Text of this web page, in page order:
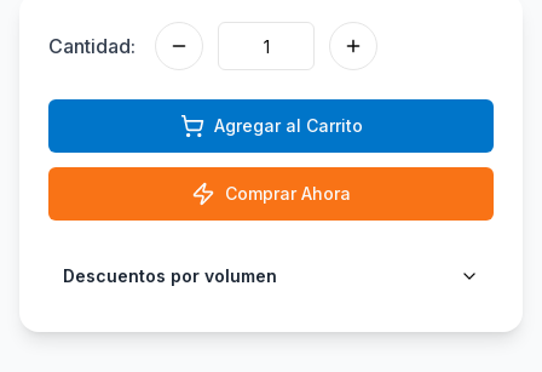
Cantidad:
Agregar al Carrito
Comprar Ahora
Descuentos por volumen